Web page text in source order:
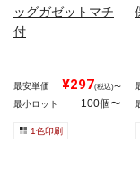
ッグガゼットマチ
付
最安単価 ¥297(税込)〜
最小ロット 100個〜
1色印刷